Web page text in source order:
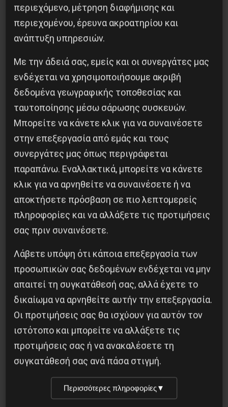
Ο Ένγκελς μετά τον Μαρξ: μια επαναστατική
συνεργασία που δεν τελείωσε με τον θάνατο
9 Αυγούστου 2026
Η Eπανάσταση της 19 Ιουλίου 1936 στην
Iσπανία
5 Αυγούστου 2026
περιεχόμενο, μέτρηση διαφήμισης και
περιεχομένου, έρευνα ακροατηρίου και
ανάπτυξη υπηρεσιών.
Με την άδειά σας, εμείς και οι συνεργάτες μας
ενδέχεται να χρησιμοποιήσουμε ακριβή
δεδομένα γεωγραφικής τοποθεσίας και
ταυτοποίησης μέσω σάρωσης συσκευών.
Μπορείτε να κάνετε κλικ για να συναινέσετε
στην επεξεργασία από εμάς και τους
συνεργάτες μας όπως περιγράφεται
παραπάνω. Εναλλακτικά, μπορείτε να κάνετε
κλικ για να αρνηθείτε να συναινέσετε ή να
αποκτήσετε πρόσβαση σε πιο λεπτομερείς
πληροφορίες και να αλλάξετε τις προτιμήσεις
σας πριν συναινέσετε.
Λάβετε υπόψη ότι κάποια επεξεργασία των
προσωπικών σας δεδομένων ενδέχεται να μην
απαιτεί τη συγκατάθεσή σας, αλλά έχετε το
δικαίωμα να αρνηθείτε αυτήν την επεξεργασία.
Οι προτιμήσεις σας θα ισχύουν για αυτόν τον
ιστότοπο και μπορείτε να αλλάξετε τις
προτιμήσεις σας ή να ανακαλέσετε τη
συγκατάθεσή σας ανά πάσα στιγμή.
Περισσότερες πληροφορίες▼